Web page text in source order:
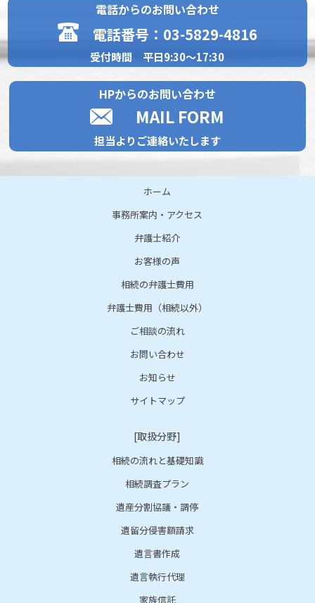
電話からのお問い合わせ
電話番号：03-5829-4816
受付時間 平日9:30～17:30
HPからのお問い合わせ
MAIL FORM
担当よりご連絡いたします
ホーム
事務所案内・アクセス
弁護士紹介
お客様の声
相続の弁護士費用
弁護士費用（相続以外）
ご相談の流れ
お問い合わせ
お知らせ
サイトマップ
[取扱分野]
相続の流れと基礎知識
相続調査プラン
遺産分割協議・調停
遺留分侵害額請求
遺言書作成
遺言執行代理
家族信託